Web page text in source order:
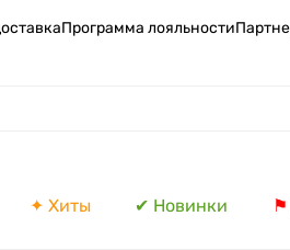
Программа лояльности
✦ Хиты ✔ Новинки ⚑